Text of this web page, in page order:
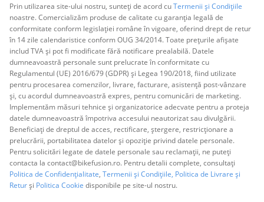
Prin utilizarea site-ului nostru, sunteți de acord cuTermenii și Condițiile
noastre. Comercializăm produse de calitate cu garanția legală de
conformitate conform legislației române în vigoare, oferind drept de retur
în 14 zile calendaristice conform OUG 34/2014. Toate prețurile afișate
includ TVA și pot fi modificate fără notificare prealabilă. Datele
dumneavoastră personale sunt prelucrate în conformitate cu
Regulamentul (UE) 2016/679 (GDPR) și Legea 190/2018, fiind utilizate
pentru procesarea comenzilor, livrare, facturare, asistență post-vânzare
și, cu acordul dumneavoastră expres, pentru comunicări de marketing.
Implementăm măsuri tehnice și organizatorice adecvate pentru a proteja
datele dumneavoastră împotriva accesului neautorizat sau divulgării.
Beneficiați de dreptul de acces, rectificare, ștergere, restricționare a
prelucrării, portabilitatea datelor și opoziție privind datele personale.
Pentru solicitări legate de datele personale sau reclamații, ne puteți
contacta la contact@bikefusion.ro. Pentru detalii complete, consultați
Politica de Confidențialitate, Termenii și Condițiile, Politica de Livrare și
Returși Politica Cookie disponibile pe site-ul nostru.